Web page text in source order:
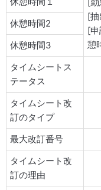
[
[
憩
休憩時間2
休憩時間3
タイムシートス
テータス
タイムシート改
訂のタイプ
最大改訂番号
タイムシート改
訂の理由